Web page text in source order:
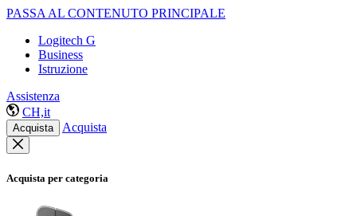
PASSA AL CONTENUTO PRINCIPALE
Logitech G
Business
Istruzione
Assistenza
CH,it
Acquista Acquista
Acquista per categoria